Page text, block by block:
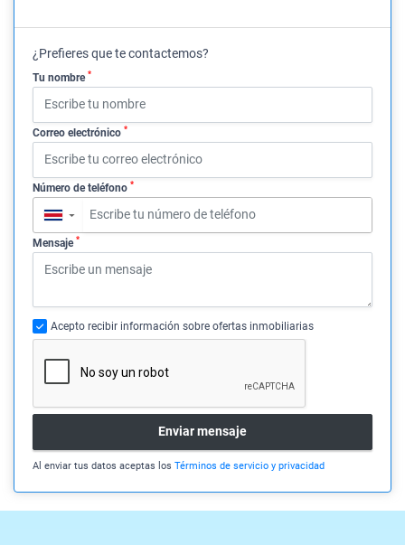
¿Prefieres que te contactemos?
Tu nombre *
Correo electrónico *
Número de teléfono *
▼
Mensaje *
Acepto recibir información sobre ofertas inmobiliarias
Enviar mensaje
Al enviar tus datos aceptas los Términos de servicio y privacidad